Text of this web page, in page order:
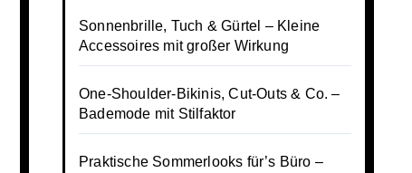
Sonnenbrille, Tuch & Gürtel – Kleine
Accessoires mit großer Wirkung
One-Shoulder-Bikinis, Cut-Outs & Co. –
Bademode mit Stilfaktor
Praktische Sommerlooks für’s Büro –